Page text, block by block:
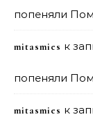
попеняли
mitasmies к
попеняли
mitasmies к